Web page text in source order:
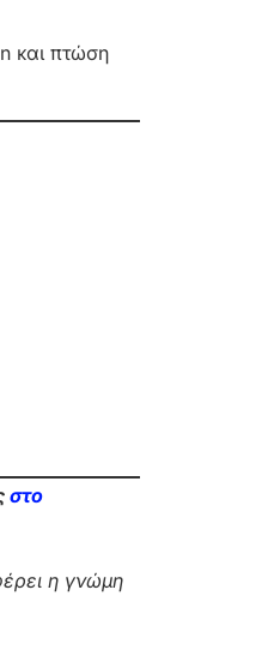
και πτώση
στο
η γνώμη